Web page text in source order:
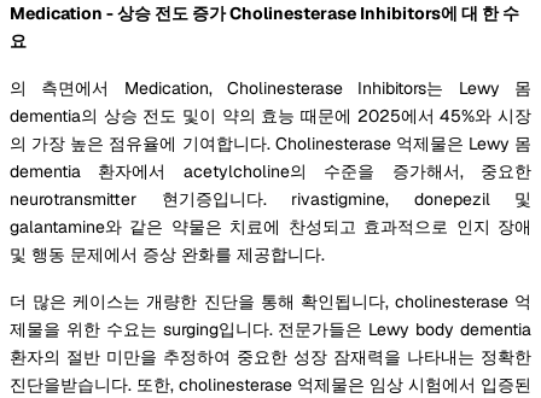
Medication - 상승 전도 증가 Cholinesterase Inhibitors에 대 한 수
요
의 측면에서 Medication, Cholinesterase Inhibitors는 Lewy 몸
dementia의 상승 전도 및이 약의 효능 때문에 2025에서 45%와 시장
의 가장 높은 점유율에 기여합니다. Cholinesterase 억제물은 Lewy 몸
dementia 환자에서 acetylcholine의 수준을 증가해서, 중요한
neurotransmitter 현기증입니다. rivastigmine, donepezil 및
galantamine와 같은 약물은 치료에 찬성되고 효과적으로 인지 장애
및 행동 문제에서 증상 완화를 제공합니다.
더 많은 케이스는 개량한 진단을 통해 확인됩니다, cholinesterase 억
제물을 위한 수요는 surging입니다. 전문가들은 Lewy body dementia
환자의 절반 미만을 추정하여 중요한 성장 잠재력을 나타내는 정확한
진단을받습니다. 또한, cholinesterase 억제물은 임상 시험에서 입증된